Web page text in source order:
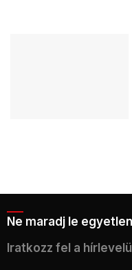
Ne maradj le
Iratkozz fel a